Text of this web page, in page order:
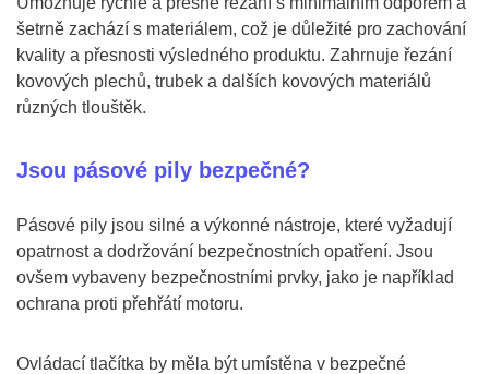
šetrně zachází s materiálem, což je důležité pro zachování
kvality a přesnosti výsledného produktu. Zahrnuje řezání
kovových plechů, trubek a dalších kovových materiálů
různých tlouštěk.
Jsou pásové pily bezpečné?
Pásové pily jsou silné a výkonné nástroje, které vyžadují
opatrnost a dodržování bezpečnostních opatření. Jsou
ovšem vybaveny bezpečnostními prvky, jako je například
ochrana proti přehřátí motoru.
Ovládací tlačítka by měla být umístěna v bezpečné